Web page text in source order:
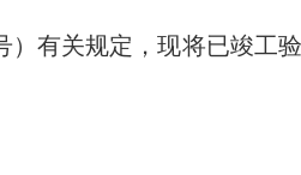
有关规定，现将已竣工